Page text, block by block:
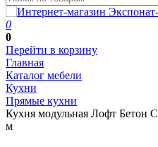
0
0
Перейти в корзину
Главная
Каталог мебели
Кухни
Прямые кухни
Кухня модульная Лофт Бетон
м